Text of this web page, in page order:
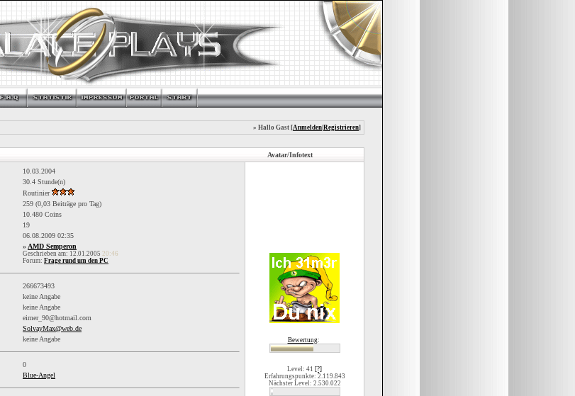
» Hallo Gast [Anmelden Registrieren]
Avatar/Infotext
10.03.2004
30.4 Stunde(n)
Routinier
259 (0,03 Beiträge pro Tag)
10.480 Coins
19
06.08.2009 02:35
» AMD Semperon
Geschrieben am: 12.01.2005 20:46
Forum: Frage rund um den PC
266673493
keine Angabe
keine Angabe
eimer_90@hotmail.com
SolvayMax@web.de
keine Angabe
0
Blue-Angel
Bewertung:
Level: 41 [?]
Erfahrungspunkte: 2.119.843
Nächster Level: 2.530.022